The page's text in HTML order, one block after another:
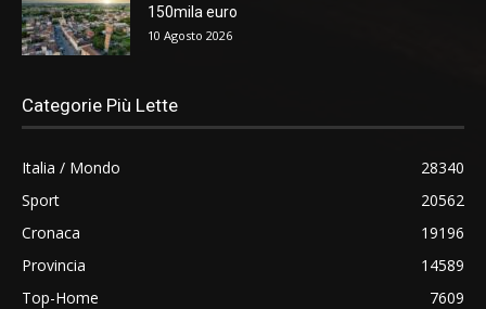
150mila euro
10 Agosto 2026
Categorie Più Lette
Italia / Mondo
28340
Sport
20562
Cronaca
19196
Provincia
14589
Top-Home
7609